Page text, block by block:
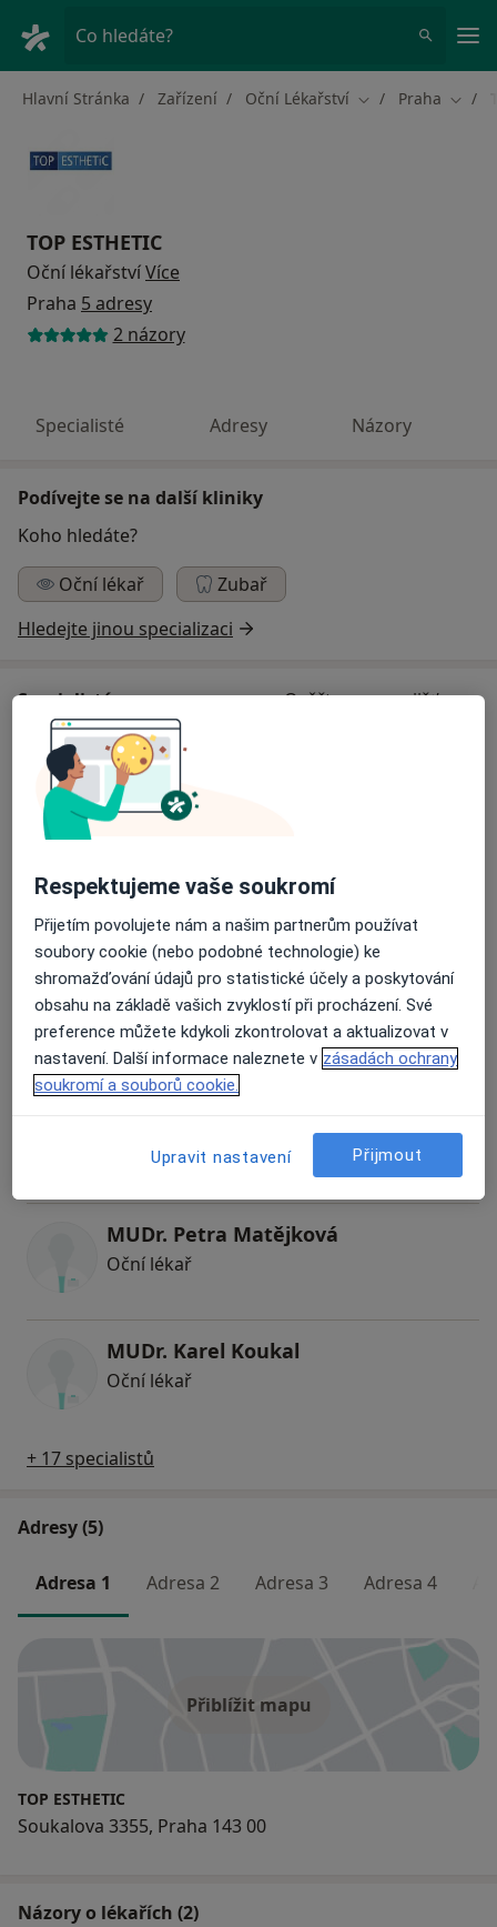
Co hledáte?
Hlavní Stránka Zařízení Oční Lékařství Změna města
Praha
TOP ESTHETIC
Oční lékařstvíVíce
Praha 5 adresy
2 názory
Specialisté Adresy Názory
Podívejte se na další kliniky
Koho hledáte?
Oční lékař
Zubař
Hledejte jinou specializaci
Specialisté Ověřte svou pojišťovnu
Oční lékař
Oční lékař
22 názorů
MUDr. Andrea Komancová
Oční lékař
1 názor
1 názor
MUDr. Petra Matějková
Oční lékař
MUDr. Karel Koukal
Oční lékař
+ 17 specialistů
Adresy (5)
Adresa 1 Adresa 2 Adresa 3 Adresa 4
Přiblížit mapu
TOP ESTHETIC
Soukalova 3355, Praha 143 00
Názory o lékařích (2)
Respektujeme vaše soukromí
Přijetím povolujete nám a našim partnerům používat
soubory cookie (nebo podobné technologie) ke
shromažďování údajů pro statistické účely a poskytování
obsahu na základě vašich zvyklostí při procházení. Své
preference můžete kdykoli zkontrolovat a aktualizovat v
nastavení. Další informace naleznete v zásadách ochrany
soukromí a souborů cookie.
Upravit nastavení Přijmout